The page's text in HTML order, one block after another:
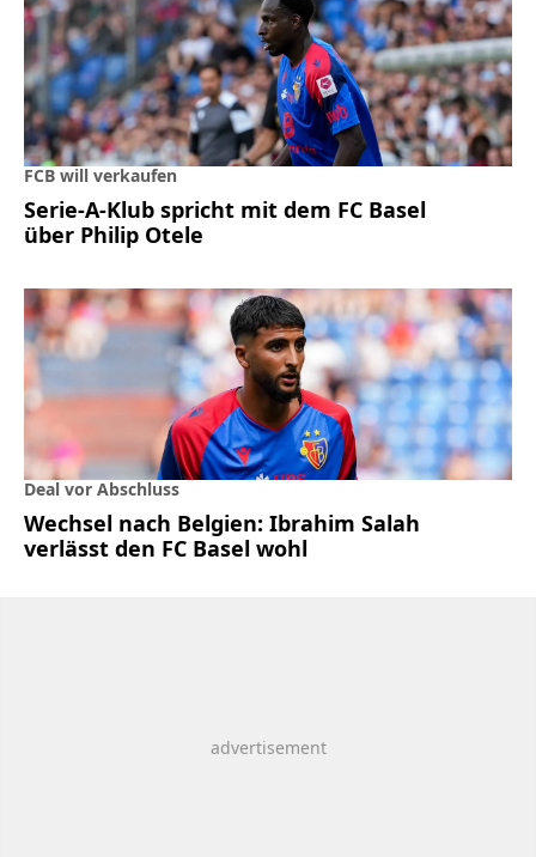
FCB will verkaufen
Serie-A-Klub spricht mit dem FC Basel
über Philip Otele
Deal vor Abschluss
Wechsel nach Belgien: Ibrahim Salah
verlässt den FC Basel wohl